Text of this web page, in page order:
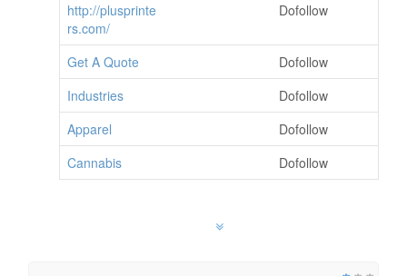
http://plusprinte
rs.com/
Dofollow
Get A Quote
Dofollow
Industries
Dofollow
Apparel
Dofollow
Cannabis
Dofollow